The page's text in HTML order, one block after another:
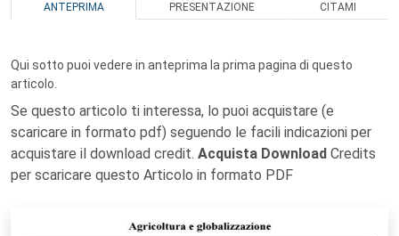
ANTEPRIMA PRESENTAZIONE CITAMI
Qui sotto puoi vedere in anteprima la prima pagina di questo
articolo.
Se questo articolo ti interessa, lo puoi acquistare (e
scaricare in formato pdf) seguendo le facili indicazioni per
acquistare il download credit. Acquista Download Credits
per scaricare questo Articolo in formato PDF